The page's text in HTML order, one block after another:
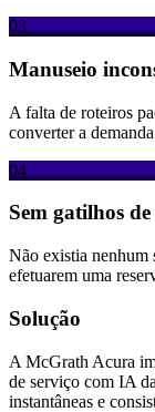
03
Manuseio
A falta de roteiros
converter a
04
Sem gatilhos
Não existia nenhum
efetuarem uma
Solução
A McGrath Acura
de serviço com IA
instantâneas e